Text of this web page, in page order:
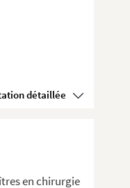
Voir la présentation détaillée
en chirurgie